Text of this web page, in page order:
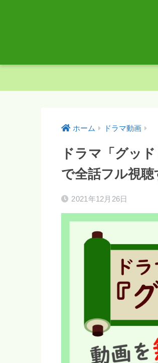
ホーム ドラマ動画
ドラマ「グッ
で全話フル視聴
2021年12月26日